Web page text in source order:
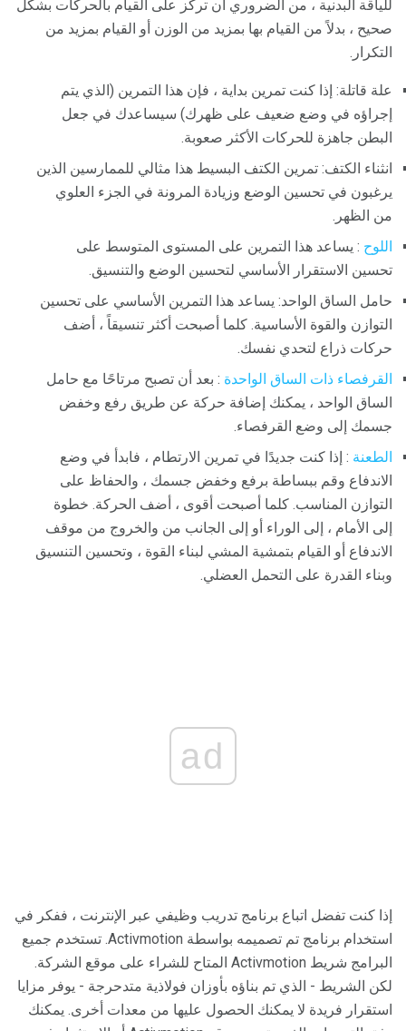
للياقة البدنية ، من الضروري أن تركز على القيام بالحركات بشكل
صحيح ، بدلاً من القيام بها بمزيد من الوزن أو القيام بمزيد من
التكرار.
علة قاتلة: إذا كنت تمرين بداية ، فإن هذا التمرين (الذي يتم
إجراؤه في وضع ضعيف على ظهرك) سيساعدك في جعل
البطن جاهزة للحركات الأكثر صعوبة.
انثناء الكتف: تمرين الكتف البسيط هذا مثالي للممارسين الذين
يرغبون في تحسين الوضع وزيادة المرونة في الجزء العلوي
من الظهر.
اللوح : يساعد هذا التمرين على المستوى المتوسط ​​على
تحسين الاستقرار الأساسي لتحسين الوضع والتنسيق.
حامل الساق الواحد: يساعد هذا التمرين الأساسي على تحسين
التوازن والقوة الأساسية. كلما أصبحت أكثر تنسيقاً ، أضف
حركات ذراع لتحدي نفسك.
القرفصاء ذات الساق الواحدة : بعد أن تصبح مرتاحًا مع حامل
الساق الواحد ، يمكنك إضافة حركة عن طريق رفع وخفض
جسمك إلى وضع القرفصاء.
الطعنة : إذا كنت جديدًا في تمرين الارتطام ، فابدأ في وضع
الاندفاع وقم ببساطة برفع وخفض جسمك ، والحفاظ على
التوازن المناسب. كلما أصبحت أقوى ، أضف الحركة. خطوة
إلى الأمام ، إلى الوراء أو إلى الجانب من والخروج من موقف
الاندفاع أو القيام بتمشية المشي لبناء القوة ، وتحسين التنسيق
وبناء القدرة على التحمل العضلي.
ad
إذا كنت تفضل اتباع برنامج تدريب وظيفي عبر الإنترنت ، ففكر في
استخدام برنامج تم تصميمه بواسطة Activmotion. تستخدم جميع
البرامج شريط Activmotion المتاح للشراء على موقع الشركة.
لكن الشريط - الذي تم بناؤه بأوزان فولاذية متدحرجة - يوفر مزايا
استقرار فريدة لا يمكنك الحصول عليها من معدات أخرى. يمكنك